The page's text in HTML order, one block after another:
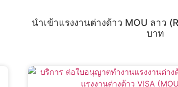
นำเข้าแรงงานต่างด้าว MOU ลาว
บาท